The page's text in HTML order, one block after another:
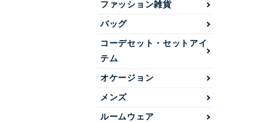
ファッション雑貨
バッグ
コーデセット・セットアイ
テム
オケージョン
メンズ
ルームウェア